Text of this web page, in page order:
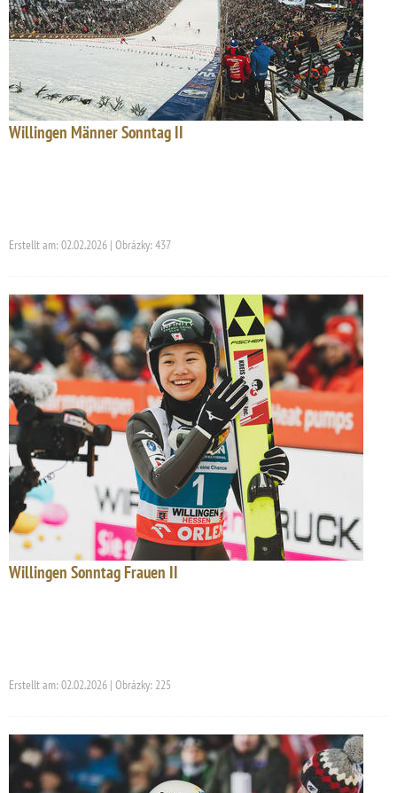
Willingen Männer Sonntag II
Erstellt am: 02.02.2026 | Obrázky: 437
Willingen Sonntag Frauen II
Erstellt am: 02.02.2026 | Obrázky: 225